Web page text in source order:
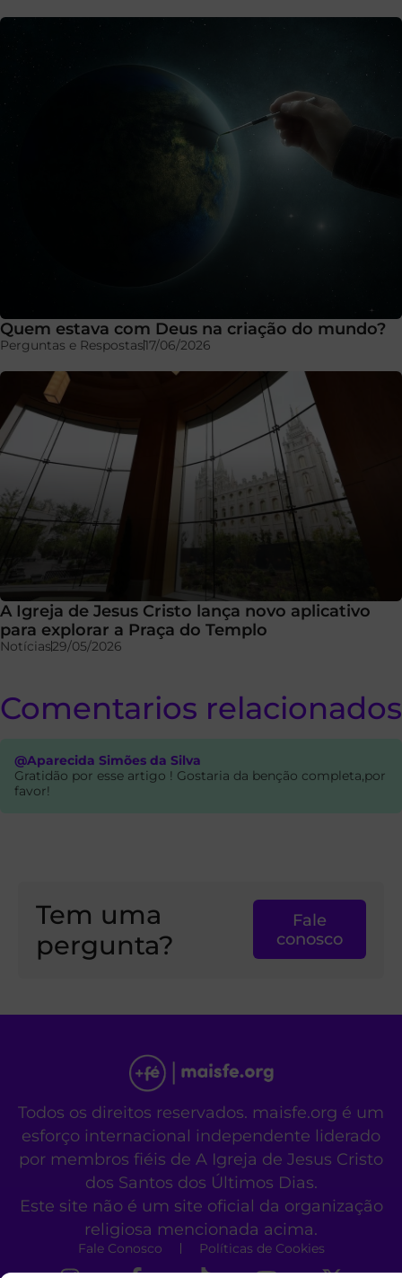
Quem estava com Deus na criação do mundo?
Perguntas e Respostas17/06/2026
A Igreja de Jesus Cristo lança novo aplicativo
para explorar a Praça do Templo
Notícias29/05/2026
Comentarios relacionados
@Aparecida Simões da Silva
Gratidão por esse artigo ! Gostaria da benção completa,por
favor!
Tem uma
pergunta?
Fale
conosco
Todos os direitos reservados. maisfe.org é um
esforço internacional independente liderado
por membros fiéis de A Igreja de Jesus Cristo
dos Santos dos Últimos Dias.
Este site não é um site oficial da organização
religiosa mencionada acima.
Fale Conosco Políticas de Cookies